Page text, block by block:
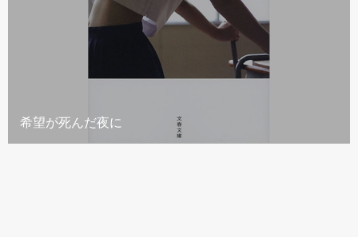
希望が死んだ夜に